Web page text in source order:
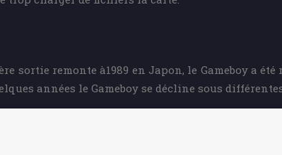
sortie remonte à1989 en Japon, le Gameboy a
années le Gameboy se décline sous